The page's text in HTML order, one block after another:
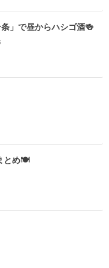
」で昼からハシゴ酒🍻
とめ🍽